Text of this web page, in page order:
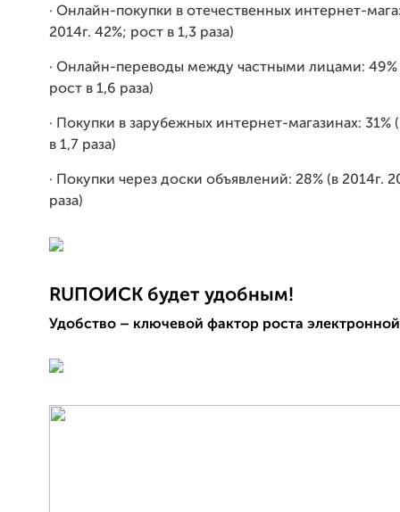
· Онлайн-покупки в отечественных интернет-
2014г. 42%; рост в 1,3 раза)
· Онлайн-переводы между частными лицами: 49%
рост в 1,6 раза)
· Покупки в зарубежных интернет-магазинах: 31%
в 1,7 раза)
· Покупки через доски объявлений: 28% (в 2014г.
раза)
RUПОИСК будет удобным!
Удобство – ключевой фактор роста